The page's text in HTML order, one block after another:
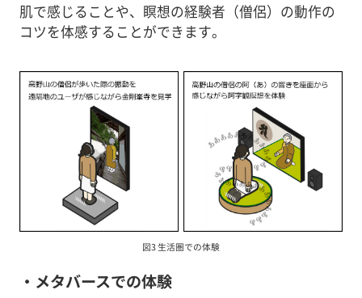
肌で感じることや、瞑想の経験者（僧侶）の動作の
コツを体感することができます。
図3 生活圏での体験
・メタバースでの体験